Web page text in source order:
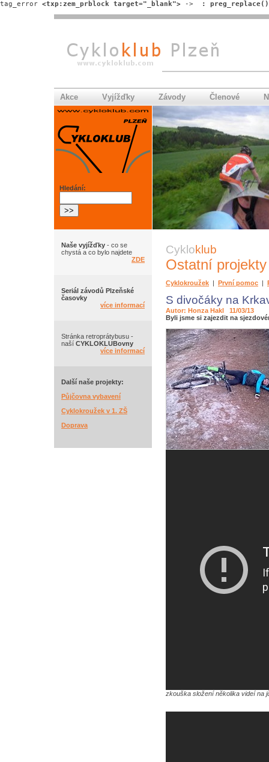
tag_error <txp:zem_prblock target="_blank"> -> :
Akce Vyjížďky Závody Členové
Hledání:
Naše vyjížďky - co se
chystá a co bylo najdete
ZDE
Seriál závodů Plzeňské
časovky
více informací
Stránka retroprátybusu -
naší CYKLOKLUBovny
více informací
Další naše projekty:
Půjčovna vybavení
Cyklokroužek v 1. ZŠ
Doprava
Cykloklub
Ostatní projekty
Cyklokroužek | První pomoc |
S divočáky na
Autor: Honza Hakl 11/03/13
Byli jsme si zajezdit na
zkouška složení několika videí na